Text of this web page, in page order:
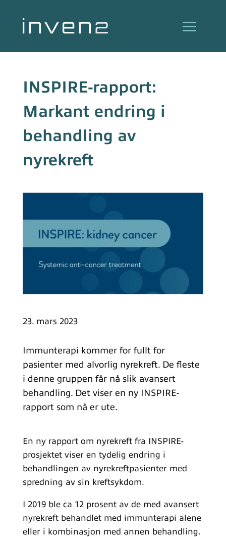
INSPIRE-rapport:
Markant endring i
behandling av
nyrekreft
23. mars 2023
Immunterapi kommer for fullt for
pasienter med alvorlig nyrekreft. De fleste
i denne gruppen får nå slik avansert
behandling. Det viser en ny INSPIRE-
rapport som nå er ute.
En ny rapport om nyrekreft fra INSPIRE-
prosjektet viser en tydelig endring i
behandlingen av nyrekreftpasienter med
spredning av sin kreftsykdom.
I 2019 ble ca 12 prosent av de med avansert
nyrekreft behandlet med immunterapi alene
eller i kombinasjon med annen behandling.